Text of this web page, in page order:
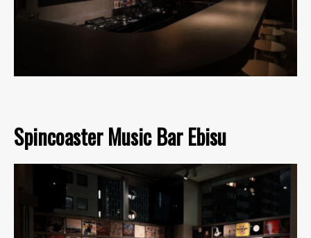
Spincoaster Music Bar Ebisu